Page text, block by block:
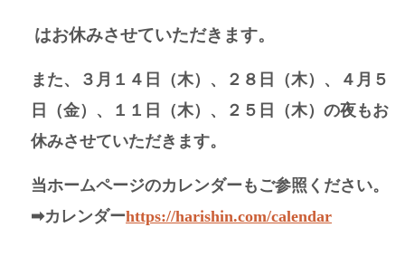
はお休みさせていただきます。
また、３ 月１４日（木） 、２８日（木）、４月５
日（金）、１１日（木）、２５日（木）の夜もお
休みさせていただきます。
当ホームページのカレンダーもご参照ください。
➡カレンダーhttps://harishin.com/calendar